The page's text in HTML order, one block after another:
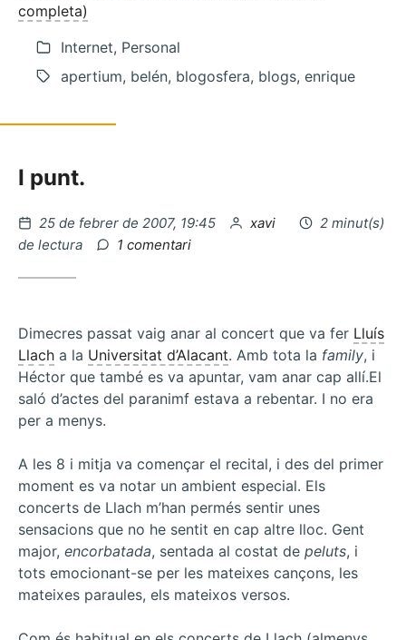
completa)
Internet, Personal
apertium, belén, blogosfera, blogs, enrique
I punt.
Publicat
el
25 de febrer de 2007, 19:45 per
xavi
2 minut(s)
de lectura
1 comentaria
Dimecres passat vaig anar al concert que va fer Lluís
Llach a la Universitat d’Alacant. Amb tota la family, i
Héctor que també es va apuntar, vam anar cap allí.El
saló d’actes del paranimf estava a rebentar. I no era
per a menys.
A les 8 i mitja va començar el recital, i des del primer
moment es va notar un ambient especial. Els
concerts de Llach m’han permés sentir unes
sensacions que no he sentit en cap altre lloc. Gent
major, encorbatada, sentada al costat de peluts, i
tots emocionant-se per les mateixes cançons, les
mateixes paraules, els mateixos versos.